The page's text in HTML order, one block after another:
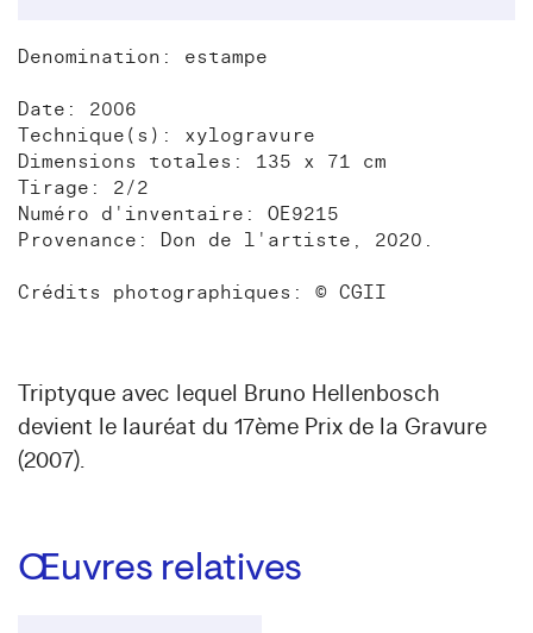
Denomination: estampe
Date: 2006
Technique(s): xylogravure
Dimensions totales: 135 x 71 cm
Tirage: 2/2
Numéro d'inventaire: OE9215
Provenance: Don de l'artiste, 2020.
Crédits photographiques: © CGII
Triptyque avec lequel Bruno Hellenbosch
devient le lauréat du 17ème Prix de la Gravure
(2007).
Œuvres relatives